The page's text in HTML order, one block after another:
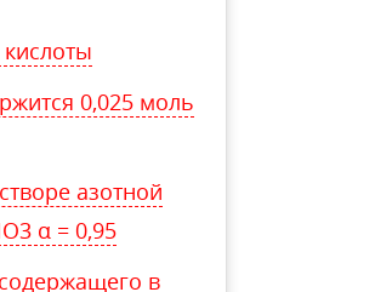
0,025 моль
азотной
α = 0,95
в